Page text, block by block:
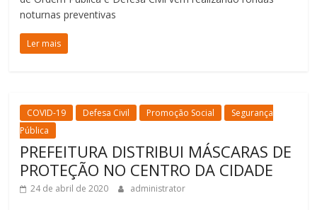
noturnas preventivas
Ler mais
COVID-19 Defesa Civil Promoção Social
Segurança
Pública
PREFEITURA DISTRIBUI MÁSCARAS DE
PROTEÇÃO NO CENTRO DA CIDADE
24 de abril de 2020 administrator